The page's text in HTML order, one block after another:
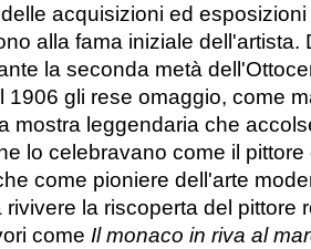
acquisizioni ed
alla fama iniziale dell'artista.
la seconda metà
1906 gli rese omaggio, come
mostra leggendaria che
lo celebravano come il
come pioniere dell'arte
la riscoperta del pittore
come Il monaco in riva al